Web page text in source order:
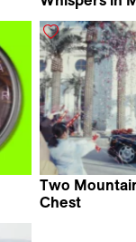
Two
Chest